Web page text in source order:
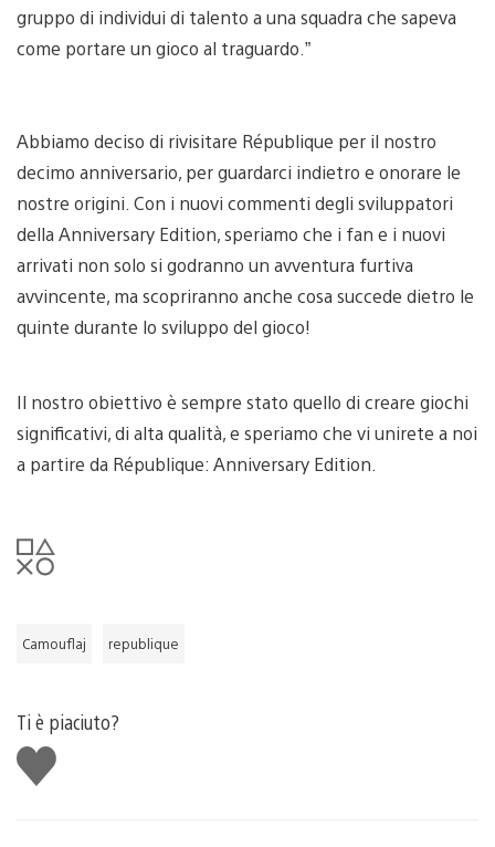
gruppo di individui di talento a una squadra che sapeva
come portare un gioco al traguardo.”
Abbiamo deciso di rivisitare République per il nostro
decimo anniversario, per guardarci indietro e onorare le
nostre origini. Con i nuovi commenti degli sviluppatori
della Anniversary Edition, speriamo che i fan e i nuovi
arrivati non solo si godranno un avventura furtiva
avvincente, ma scopriranno anche cosa succede dietro le
quinte durante lo sviluppo del gioco!
Il nostro obiettivo è sempre stato quello di creare giochi
significativi, di alta qualità, e speriamo che vi unirete a noi
a partire da République: Anniversary Edition.
Camouflaj republique
Ti è piaciuto?
Mi
piace